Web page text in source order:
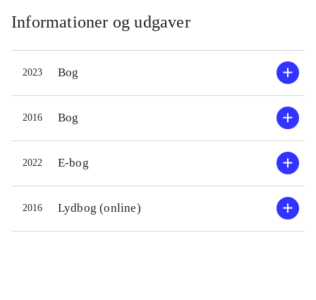
Informationer og udgaver
2023 Bog
2016 Bog
2022 E-bog
2016 Lydbog (online)